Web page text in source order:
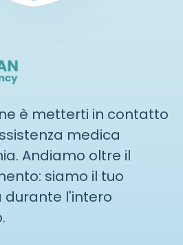
è metterti in contatto
medica
Andiamo oltre il
siamo il tuo
durante l'intero